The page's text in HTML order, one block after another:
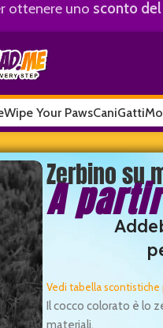
ottenere uno sconto
Wipe Your PawsCaniGatti
Zerbino su
A
Vedi tabella
Il cocco colorato è lo
materiali.